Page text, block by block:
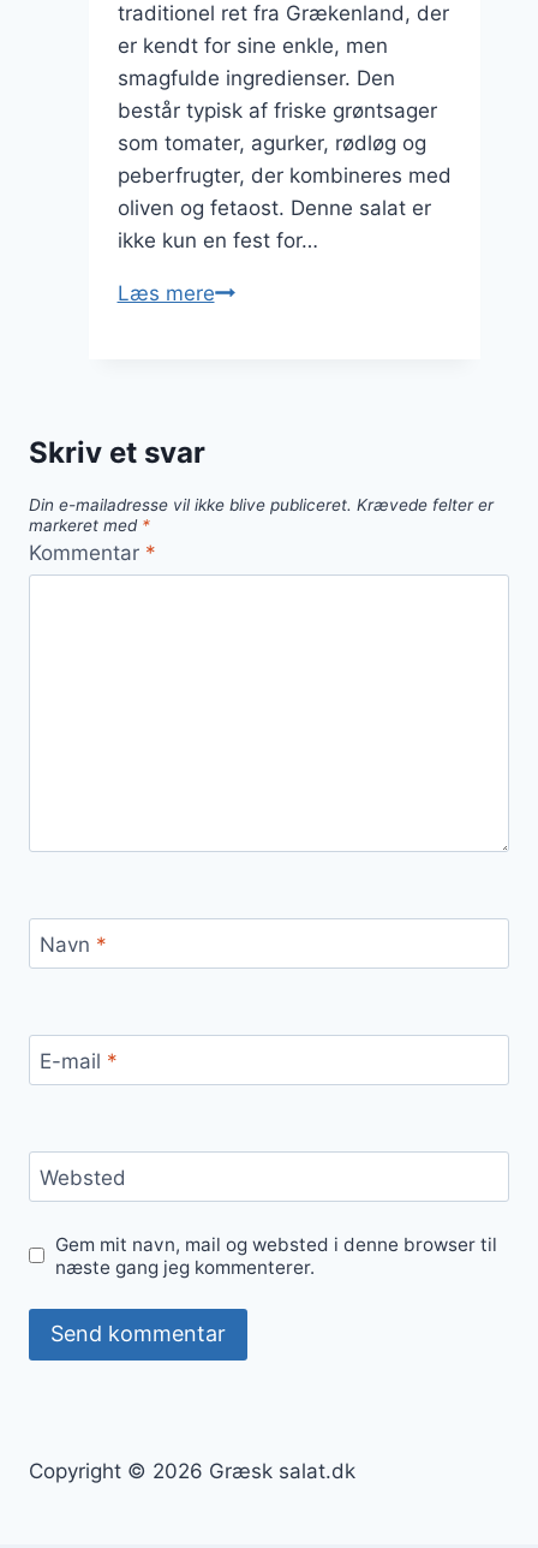
traditionel ret fra Grækenland, der
er kendt for sine enkle, men
smagfulde ingredienser. Den
består typisk af friske grøntsager
som tomater, agurker, rødløg og
peberfrugter, der kombineres med
oliven og fetaost. Denne salat er
ikke kun en fest for…
Læs mereGræsk
olie
Skriv et svar
Din e-mailadresse vil ikke blive publiceret. Krævede felter er
markeret med *
Kommentar *
Navn *
E-mail *
Websted
Gem mit navn, mail og websted i denne browser til
næste gang jeg kommenterer.
Copyright © 2026 Græsk salat.dk